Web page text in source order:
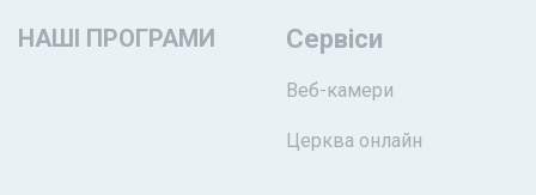
НАШІ ПРОГРАМИ Сервіси
Веб-камери
Церква онлайн